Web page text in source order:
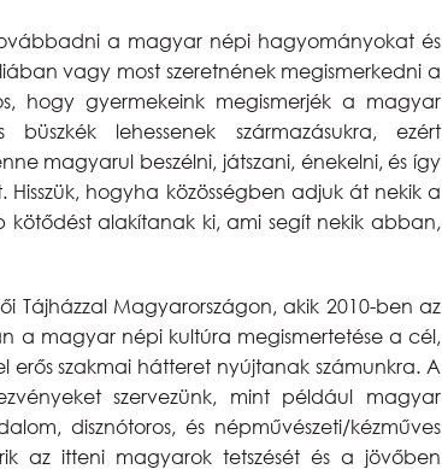
a magyar népi hagyományokat és
vagy most szeretnének megismerkedni a
hogy gyermekeink megismerjék a magyar
lehessenek származásukra, ezért
magyarul beszélni, játszani, énekelni, és így
hogyha közösségben adjuk át nekik a
alakítanak ki, ami segít nekik abban,
Tájházzal Magyarországon, akik 2010-ben az
a magyar népi kultúra megismertetése a cél,
erős szakmai hátteret nyújtanak számunkra. A
szervezünk, mint például magyar
disznótoros, és népművészeti/kézműves
az itteni magyarok tetszését és a jövőben